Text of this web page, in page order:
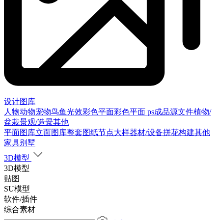
设计图库
人物动物宠物鸟鱼光效彩色平面彩色平面 ps成品源文件植物/
盆栽景观/造景其他
平面图库立面图库整套图纸节点大样器材/设备拼花构建其他
家具别墅
3D模型
3D模型
贴图
SU模型
软件/插件
综合素材